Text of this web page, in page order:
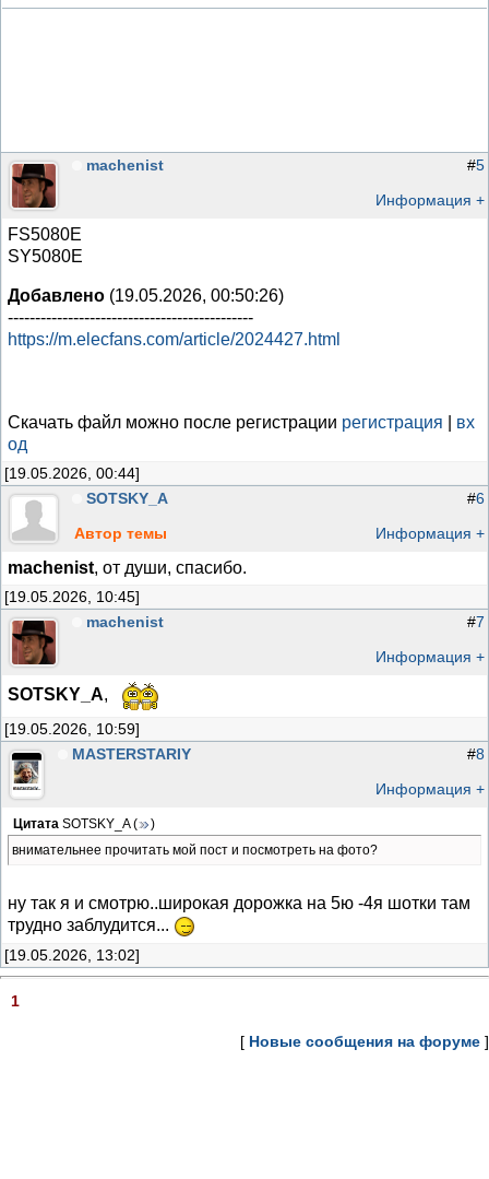
machenist #5
Информация +
FS5080E
SY5080E
Добавлено (19.05.2026, 00:50:26)
---------------------------------------------
https://m.elecfans.com/article/2024427.html
Скачать файл можно после регистрации регистрация
вх
од
[19.05.2026, 00:44]
SOTSKY_A
Автор темы
#6
Информация +
machenist, от души, спасибо.
[19.05.2026, 10:45]
machenist
#7
Информация +
SOTSKY_A,
[19.05.2026, 10:59]
MASTERSTARIY
#8
Информация +
Цитата SOTSKY_A(
)
внимательнее прочитать мой пост и посмотреть на фото?
ну так я и смотрю..широкая дорожка на 5ю -4я шотки там
трудно заблудится...
[19.05.2026, 13:02]
1
[ Новые сообщения на форуме ]